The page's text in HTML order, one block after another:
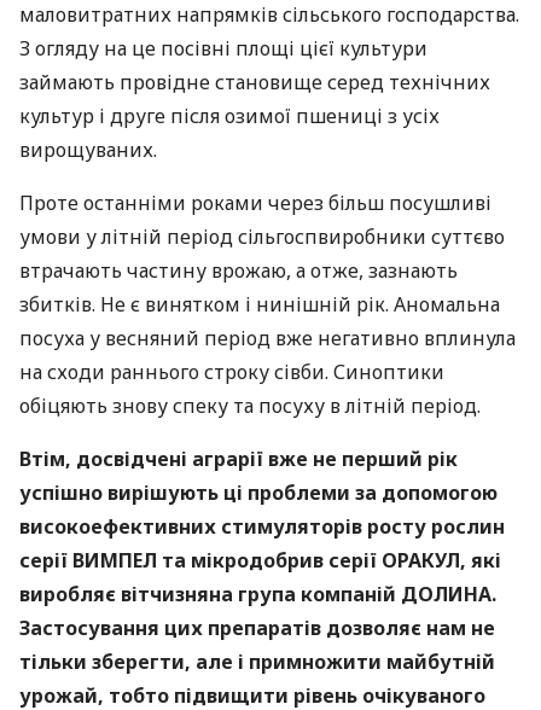
маловитратних напрямків сільського господарства.
З огляду на це посівні площі цієї культури
займають провідне становище серед технічних
культур і друге після озимої пшениці з усіх
вирощуваних.
Проте останніми роками через більш посушливі
умови у літній період сільгоспвиробники суттєво
втрачають частину врожаю, а отже, зазнають
збитків. Не є винятком і нинішній рік. Аномальна
посуха у весняний період вже негативно вплинула
на сходи раннього строку сівби. Синоптики
обіцяють знову спеку та посуху в літній період.
Втім, досвідчені аграрії вже не перший рік
успішно вирішують ці проблеми за допомогою
високоефективних стимуляторів росту рослин
серії ВИМПЕЛ та мікродобрив серії ОРАКУЛ, які
виробляє вітчизняна група компаній ДОЛИНА.
Застосування цих препаратів дозволяє нам не
тільки зберегти, але і примножити майбутній
урожай, тобто підвищити рівень очікуваного